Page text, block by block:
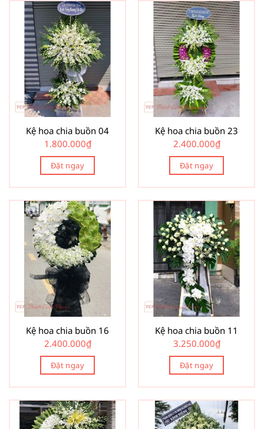
Kệ hoa chia buồn 04
1.800.000₫
Đặt ngay
Kệ hoa chia buồn 23
2.400.000₫
Đặt ngay
Kệ hoa chia buồn 16
2.400.000₫
Đặt ngay
Kệ hoa chia buồn 11
3.250.000₫
Đặt ngay